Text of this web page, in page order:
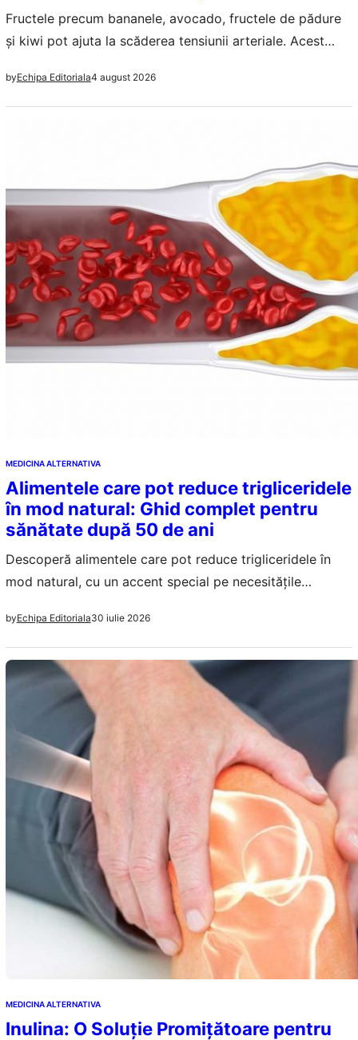
Fructele precum bananele, avocado, fructele de pădure
și kiwi pot ajuta la scăderea tensiunii arteriale. Acest
termen lung pentru sănătate.
byEchipa Editoriala4 august 2026
MEDICINA ALTERNATIVA
Alimentele care pot reduce trigliceridele
în mod natural: Ghid complet pentru
sănătate după 50 de ani
Descoperă alimentele care pot reduce trigliceridele în
mod natural, cu un accent special pe necesitățile
byEchipa Editoriala30 iulie 2026
MEDICINA ALTERNATIVA
Inulina: O Soluție Promițătoare pentru